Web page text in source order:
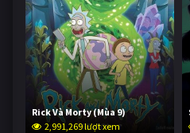
Rick Và Morty (Mùa 9)
2,991,269 lượt xem